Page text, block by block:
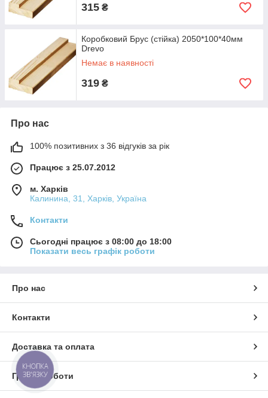
315 ₴
Коробковий Брус (стійка) 2050*100*40мм
Drevo
Немає в наявності
319 ₴
Про нас
100% позитивних з 36 відгуків за рік
Працює з 25.07.2012
м. Харків
Калинина, 31, Харків, Україна
Контакти
Сьогодні працює з 08:00 до 18:00
Показати весь графік роботи
Про нас
Контакти
Доставка та оплата
Графік роботи
КНОПКА
ЗВ'ЯЗКУ